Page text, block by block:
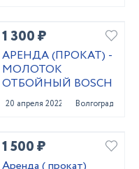
1 300 ₽
АРЕНДА (ПРОКАТ) -
МОЛОТОК
ОТБОЙНЫЙ BOSCH
20 апреля 2022 Волгоград
1 500 ₽